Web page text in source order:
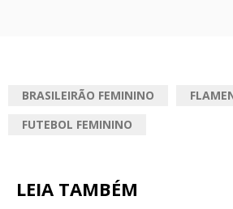
BRASILEIRÃO FEMININO
FUTEBOL FEMININO
LEIA TAMBÉM